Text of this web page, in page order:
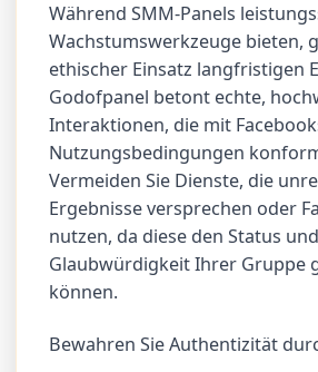
Während SMM-Panels
Wachstumswerkzeuge bieten,
ethischer Einsatz langfristigen
Godofpanel betont echte,
Interaktionen, die mit
Nutzungsbedingungen
Vermeiden Sie Dienste, die
Ergebnisse versprechen oder
nutzen, da diese den Status
Glaubwürdigkeit Ihrer Gruppe
können.
Bewahren Sie Authentizität